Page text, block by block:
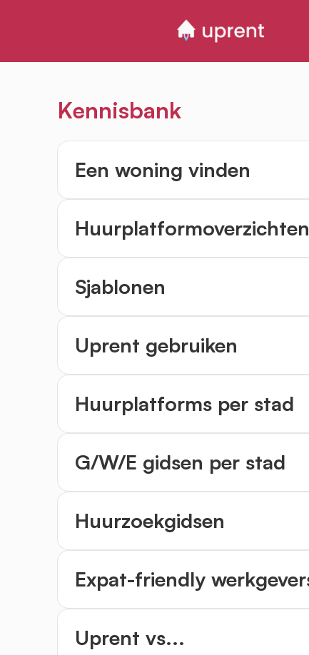
Kennisbank
Een woning vinden
Huurplatformoverzichten
Sjablonen
Uprent gebruiken
Huurplatforms per stad
G/W/E gidsen per stad
Huurzoekgidsen
Expat-friendly
Uprent vs...